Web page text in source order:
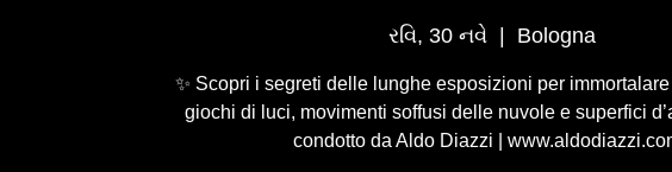
રવિ, 30 નવે Bologna
✨ Scopri i segreti delle lunghe esposizioni per
giochi di luci, movimenti soffusi delle nuvole e superfici
condotto da Aldo Diazzi |